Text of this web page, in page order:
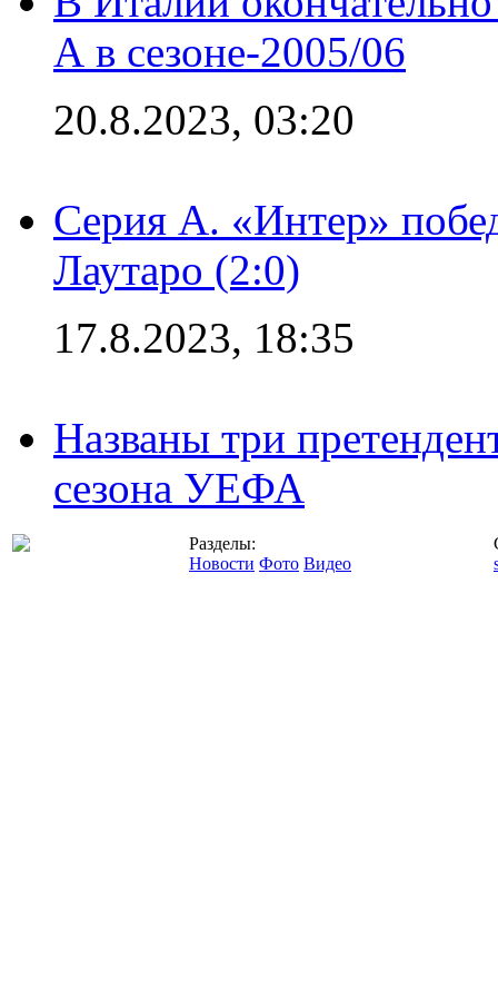
А в сезоне-2005/06
20.8.2023, 03:20
Серия А. «Интер»
Лаутаро (2:0)
17.8.2023, 18:35
Названы три
сезона УЕФА
Разделы:
Новости Фото Видео